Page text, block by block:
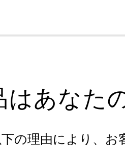
はあなた
の理由により、お